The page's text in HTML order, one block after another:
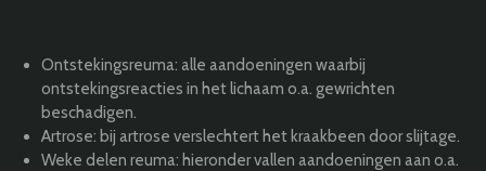
Ontstekingsreuma: alle aandoeningen waarbij
ontstekingsreacties in het lichaam o.a. gewrichten
beschadigen.
Artrose: bij artrose verslechtert het kraakbeen door slijtage.
Weke delen reuma: hieronder vallen aandoeningen aan o.a.